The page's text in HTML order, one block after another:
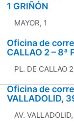
1 GRIÑÓN
MAYOR, 1
Oficina de
CALLAO 2 – 8ª
PL. DE CALLAO
Oficina de
VALLADOLID,
AV.